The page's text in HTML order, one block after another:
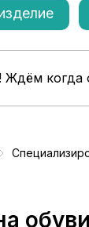
когда
обуви